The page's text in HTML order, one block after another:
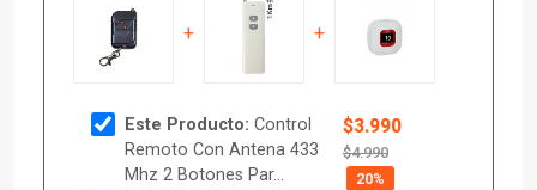
+ +
Este Producto:Control
Remoto Con Antena 433
Mhz 2 Botones Par...
$3.990
$4.990
20%